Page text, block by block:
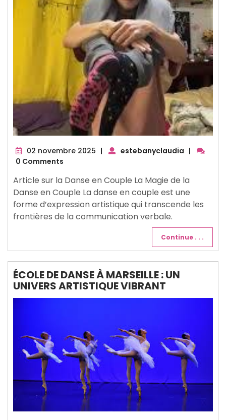
02 novembre 2025 02
| estebanyclaudia |
0 Comments
Article sur la Danse en Couple La Magie de la
Danse en Couple La danse en couple est une
forme d’expression artistique qui transcende les
frontières de la communication verbale.
Continue . . .
ÉCOLE DE DANSE À MARSEILLE : UN
UNIVERS ARTISTIQUE VIBRANT